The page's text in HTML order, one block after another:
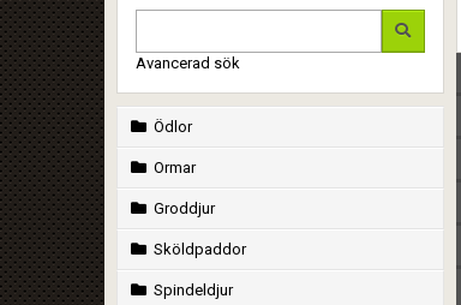
Avancerad sök
Ödlor
Ormar
Groddjur
Sköldpaddor
Spindeldjur